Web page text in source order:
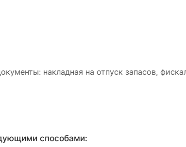
накладная на отпуск запасов,
способами: